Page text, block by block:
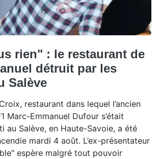
rien" : le restaurant de
détruit par les
Salève
restaurant dans lequel l’ancien
Marc-Emmanuel Dufour s’était
au Salève, en Haute-Savoie, a été
mardi 4 août. L’ex-présentateur
espère malgré tout pouvoir